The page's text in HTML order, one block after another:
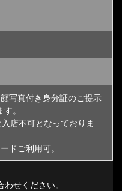
写真付き身分証のご提示
。
店不可となっておりま
ドご利用可。
せください。